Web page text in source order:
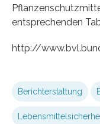
entsprechenden
http://
Berichterstattung